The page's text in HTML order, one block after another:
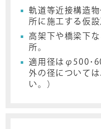
軌道等近接構造
所に施工する仮設
高架下や橋梁下
所。
適用径はφ500･
外の径について
い。）